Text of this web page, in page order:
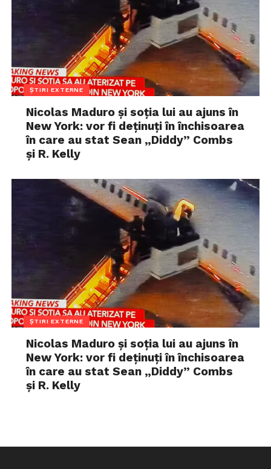
ȘTIRI EXTERNE
Nicolas Maduro și soția lui au ajuns în
New York: vor fi deținuți în închisoarea
în care au stat Sean „Diddy” Combs
și R. Kelly
ȘTIRI EXTERNE
Nicolas Maduro și soția lui au ajuns în
New York: vor fi deținuți în închisoarea
în care au stat Sean „Diddy” Combs
și R. Kelly